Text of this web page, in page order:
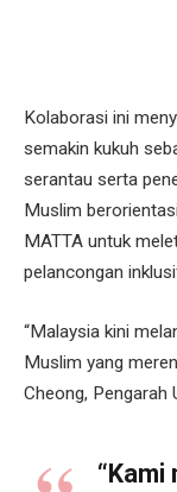
Kolaborasi ini
semakin kukuh
serantau serta
Muslim
MATTA untuk
pelancongan
“Malaysia kini
Muslim yang
Cheong, Pengarah
“Kami